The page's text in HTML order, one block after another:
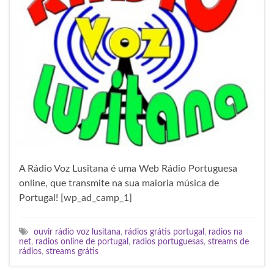
A Rádio Voz Lusitana é uma Web Rádio Portuguesa
online, que transmite na sua maioria música de
Portugal! [wp_ad_camp_1]
ouvir rádio voz lusitana, rádios grátis portugal , radios na
net, radios online de portugal , radios portuguesas, streams de
rádios, streams grátis